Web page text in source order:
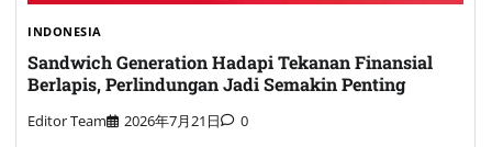
INDONESIA
Sandwich Generation Hadapi Tekanan Finansial
Berlapis, Perlindungan Jadi Semakin Penting
Editor Team 2026年7月21日 0